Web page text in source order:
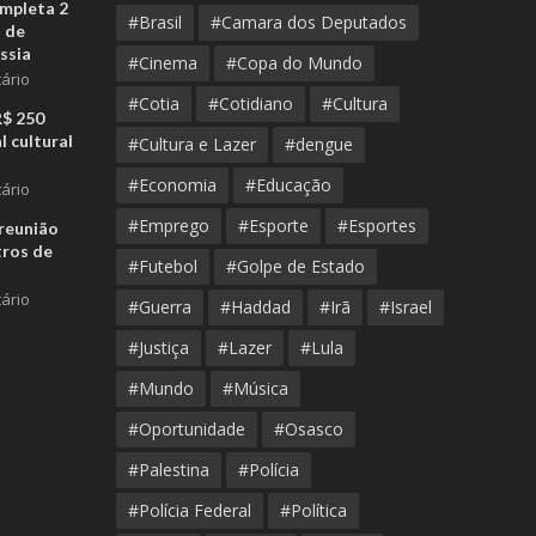
2
de
250
cultural
de
#Brasil
#Camara dos Deputados
#Cinema
#Copa do Mundo
#Cotia
#Cotidiano
#Cultura
#Cultura e Lazer
#dengue
#Economia
#Educação
#Emprego
#Esporte
#Esportes
#Futebol
#Golpe de Estado
#Guerra
#Haddad #Irã
#Israel
#Justiça
#Lazer
#Lula
#Mundo
#Música
#Oportunidade
#Osasco
#Palestina
#Polícia
#Polícia Federal
#Política